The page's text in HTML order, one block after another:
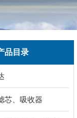
品目录
芯、吸收器